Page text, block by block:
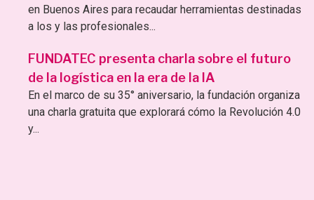
en Buenos Aires para recaudar herramientas destinadas
a los y las profesionales...
FUNDATEC presenta charla sobre el futuro
de la logística en la era de la IA
En el marco de su 35° aniversario, la fundación organiza
una charla gratuita que explorará cómo la Revolución 4.0
y...